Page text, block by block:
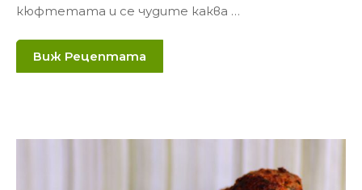
кюфтетата и се чудите каква …
Виж Рецептата